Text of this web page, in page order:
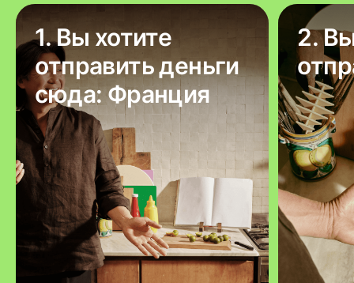
1. Вы хотите
отправить деньги
сюда: Франция
2.